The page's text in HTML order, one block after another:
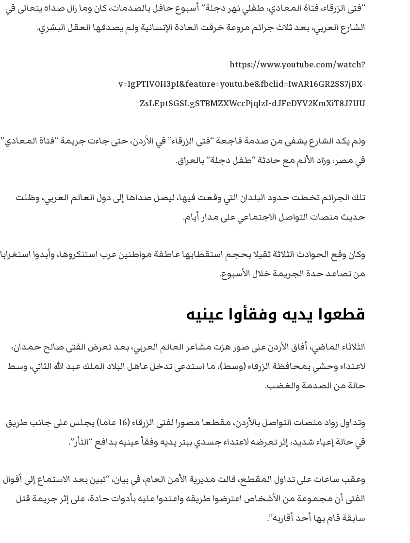
“فتى الزرقاء، فتاة المعادي، طفلي نهر دجلة” أسبوع حافل بالصدمات، كان وما زال صداه يتعالى في
الشارع العربي، بعد ثلاث جرائم مروعة خرقت العادة الإنسانية ولم يصدقها العقل البشري.
https://www.youtube.com/watch?
v=IgPTIV0H3pI&feature=youtu.be&fbclid=IwAR16GR2SS7jBX-
ZsLEptSGSLgSTBMZXWccPjqlzI-dJFeDYV2KmXiT8J7UU
ولم يكد الشارع يشفى من صدمة فاجعة “فتى الزرقاء” في الأردن، حتى جاءت جريمة “فتاة المعادي”
في مصر، وزاد الألم مع حادثة “طفل دجلة” بالعراق.
تلك الجرائم تخطت حدود البلدان التي وقعت فيها، ليصل صداها إلى دول العالم العربي، وظلت
حديث منصات التواصل الاجتماعي على مدار أيام.
وكان وقع الحوادث الثلاثة ثقيلا بحجم استقطابها عاطفة مواطنين عرب استنكروها، وأبدوا استغرابا
من تصاعد حدة الجريمة خلال الأسبوع.
قطعوا يديه وفقأوا عينيه
الثلاثاء الماضي، أفاق الأردن على صور هزت مشاعر العالم العربي، بعد تعرض الفتى صالح حمدان،
لاعتداء وحشي بمحافظة الزرقاء (وسط)، ما استدعى تدخل عاهل البلاد الملك عبد الله الثاني، وسط
حالة من الصدمة والغضب.
وتداول رواد منصات التواصل بالأردن، مقطعا مصورا لفتى الزرقاء (16 عاما) يجلس على جانب طريق
في حالة إعياء شديد، إثر تعرضه لاعتداء جسدي ببتر يديه وفقأ عينيه بدافع “الثأر”.
وعقب ساعات على تداول المقطع، قالت مديرية الأمن العام، في بيان، “تبين بعد الاستماع إلى أقوال
الفتى أن مجموعة من الأشخاص اعترضوا طريقه واعتدوا عليه بأدوات حادة، على إثر جريمة قتل
سابقة قام بها أحد أقاربه”.